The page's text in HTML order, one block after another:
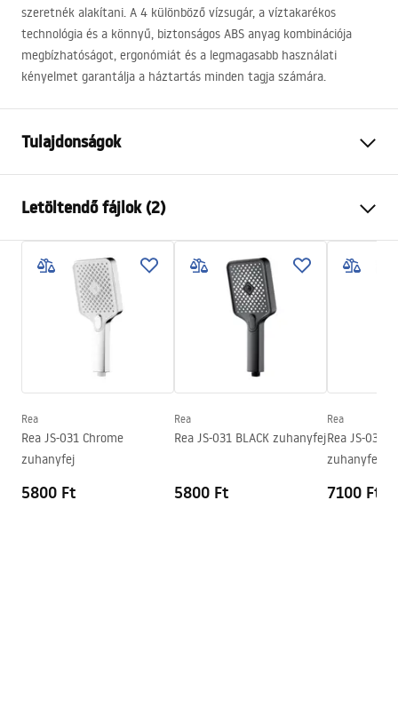
szeretnék alakítani. A 4 különböző vízsugár, a víztakarékos
technológia és a könnyű, biztonságos ABS anyag kombinációja
megbízhatóságot, ergonómiát és a legmagasabb használati
kényelmet garantálja a háztartás minden tagja számára.
Tulajdonságok
Anyag
Felszerelés
Csavarozható
Szélesség
125mm
Magasság
mm
24 Hónap
Letöltendő fájlok (2)
Pielęgnacja
Pielęgnacja.pdf
Warranty_Terms_and_Conditions_Accessories_-_24.pdf
Rea
Rea JS-031 Chrome
zuhanyfej
5800 Ft
Rea
Rea JS-031 BLACK zuhanyfej
5800 Ft
Rea
Rea JS-031
zuhanyfej
7100 Ft